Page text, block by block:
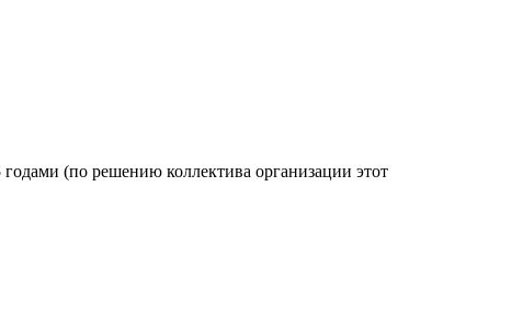
(по решению коллектива организации этот